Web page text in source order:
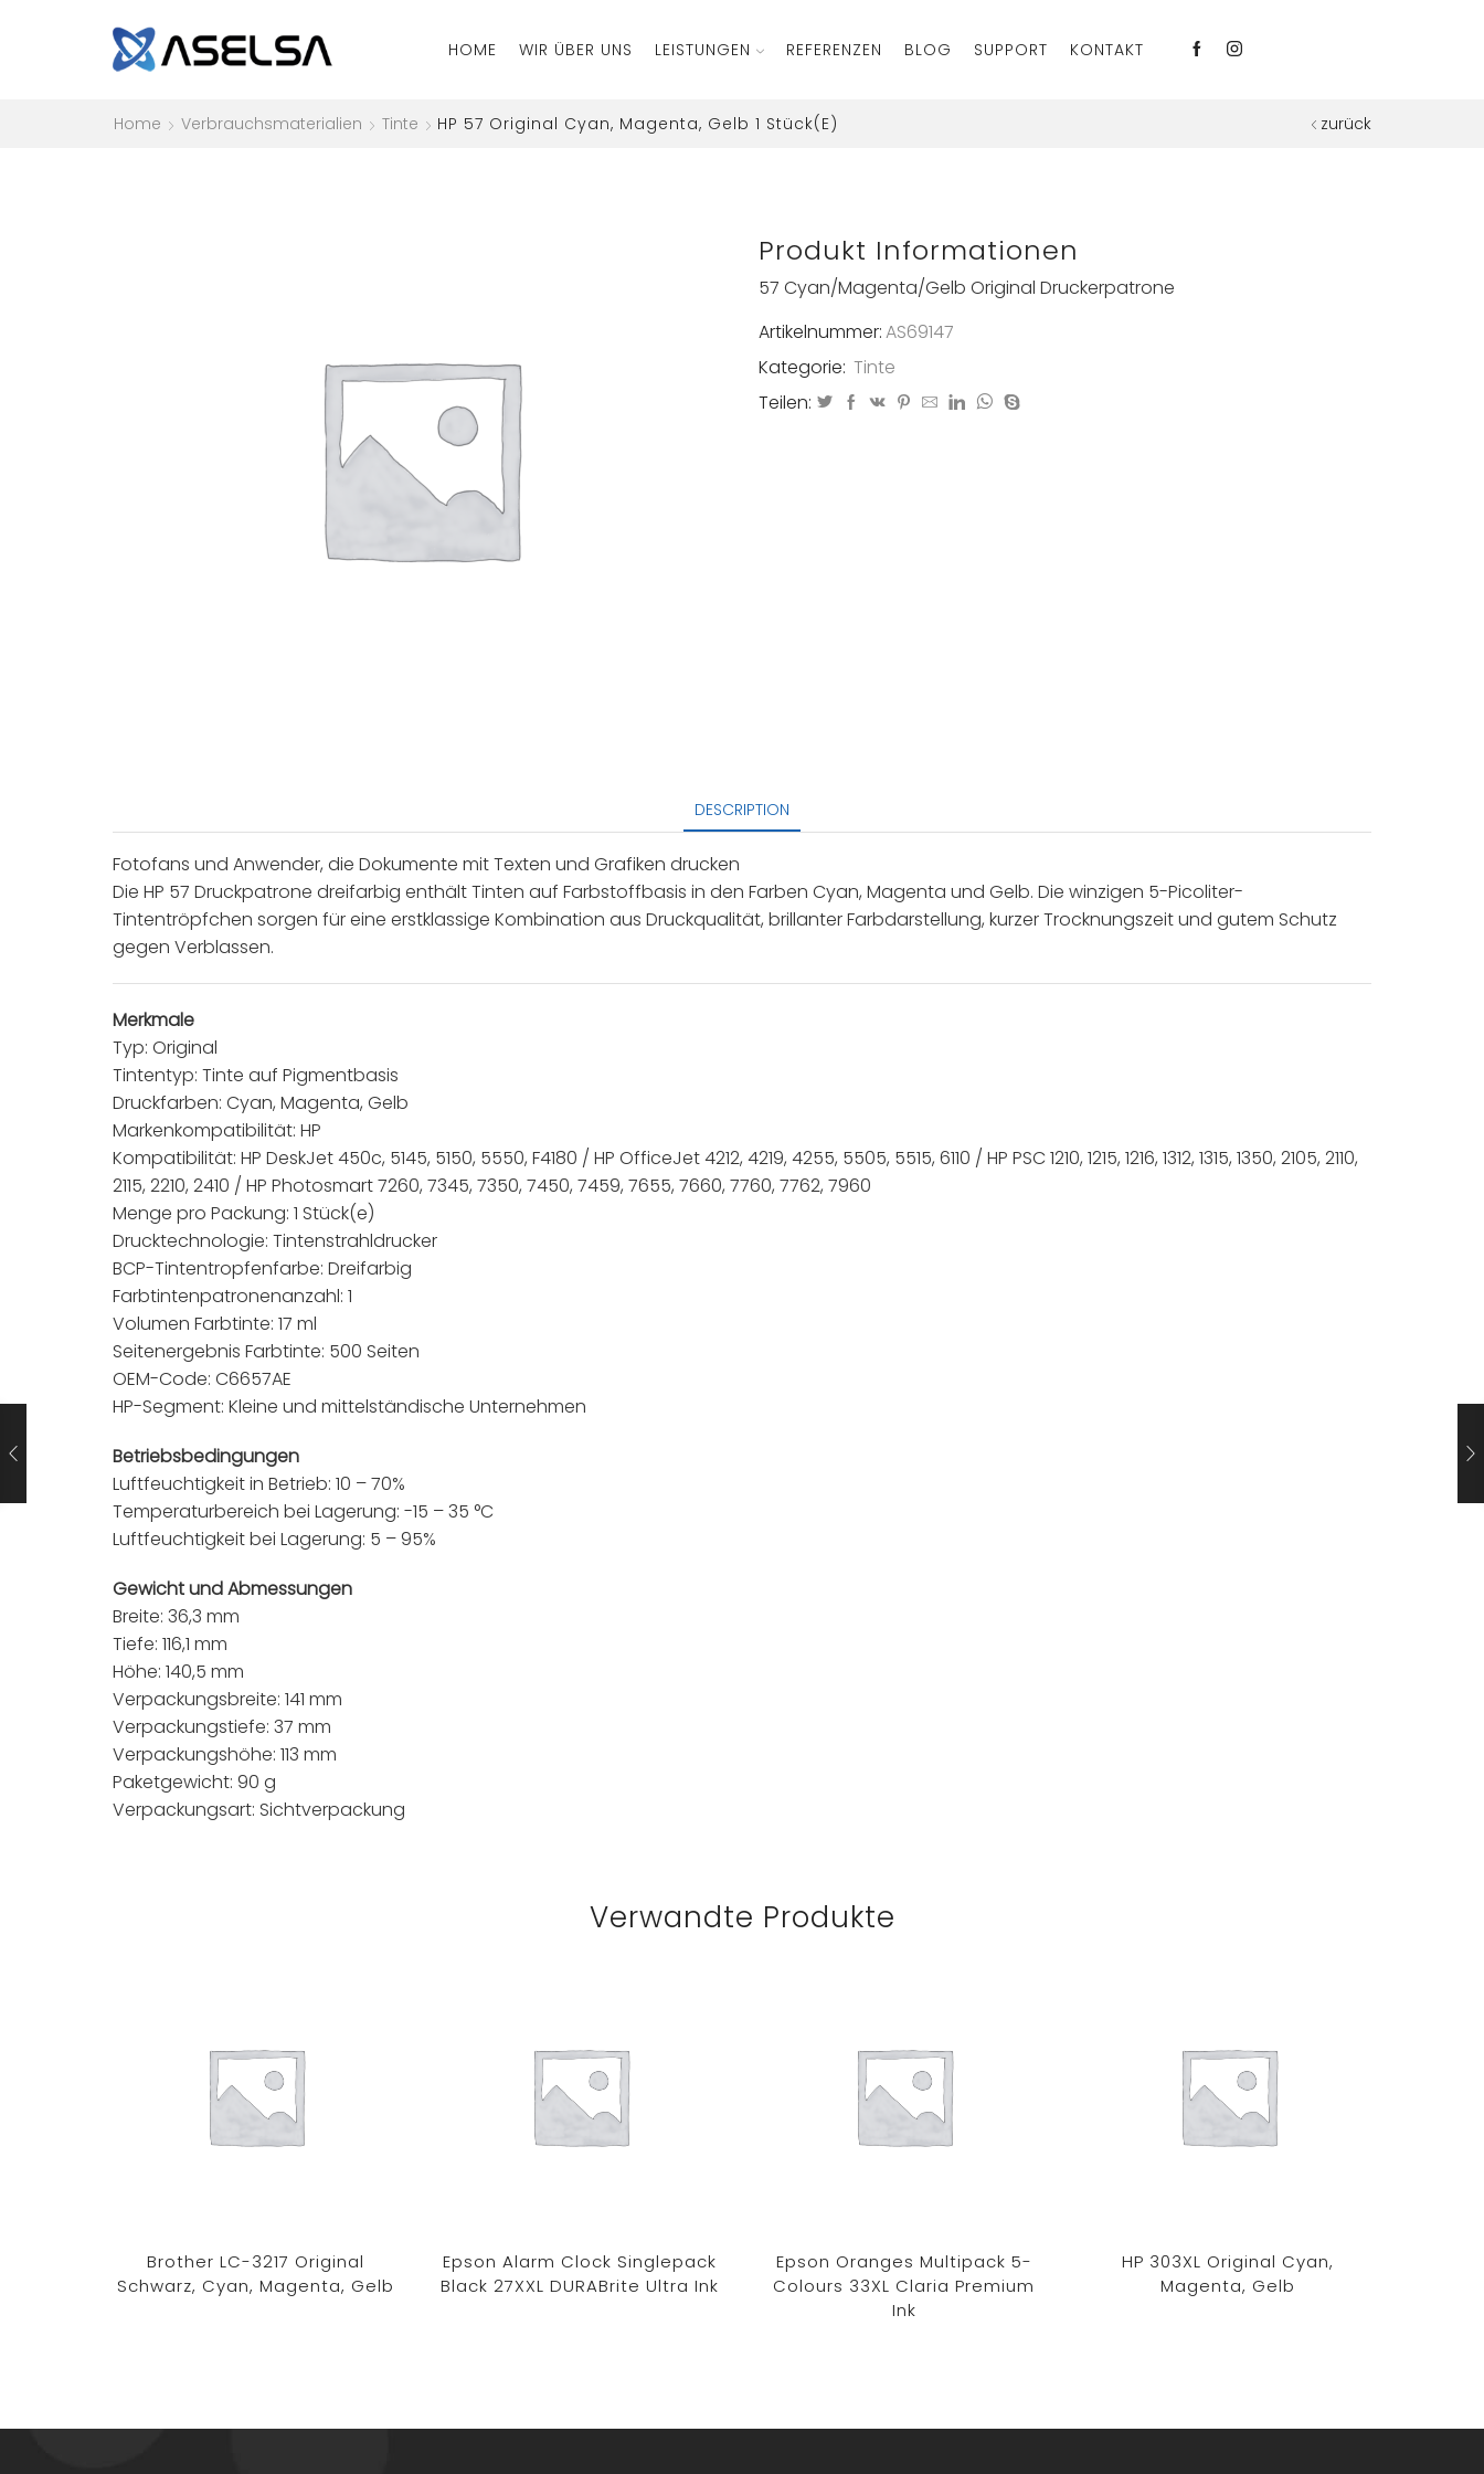
HOME WIR ÜBER UNS LEISTUNGEN REFERENZEN BLOG SUPPORT KONTAKT
Home Verbrauchsmaterialien Tinte HP 57 Original Cyan, Magenta, Gelb 1 Stück(e) zurück
Produkt Informationen
57 Cyan/Magenta/Gelb Original Druckerpatrone
Artikelnummer:AS69147
Kategorie: Tinte
Teilen:
DESCRIPTION
Fotofans und Anwender, die Dokumente mit Texten und Grafiken drucken
Die HP 57 Druckpatrone dreifarbig enthält Tinten auf Farbstoffbasis in den Farben Cyan, Magenta und Gelb. Die winzigen 5-Picoliter-
Tintentröpfchen sorgen für eine erstklassige Kombination aus Druckqualität, brillanter Farbdarstellung, kurzer Trocknungszeit und gutem Schutz
gegen Verblassen.
Merkmale
Typ: Original
Tintentyp: Tinte auf Pigmentbasis
Druckfarben: Cyan, Magenta, Gelb
Markenkompatibilität: HP
Kompatibilität: HP DeskJet 450c, 5145, 5150, 5550, F4180 / HP OfficeJet 4212, 4219, 4255, 5505, 5515, 6110 / HP PSC 1210, 1215, 1216, 1312, 1315, 1350, 2105, 2110,
2115, 2210, 2410 / HP Photosmart 7260, 7345, 7350, 7450, 7459, 7655, 7660, 7760, 7762, 7960
Menge pro Packung: 1 Stück(e)
Drucktechnologie: Tintenstrahldrucker
BCP-Tintentropfenfarbe: Dreifarbig
Farbtintenpatronenanzahl: 1
Volumen Farbtinte: 17 ml
Seitenergebnis Farbtinte: 500 Seiten
OEM-Code: C6657AE
HP-Segment: Kleine und mittelständische Unternehmen
Betriebsbedingungen
Luftfeuchtigkeit in Betrieb: 10 – 70%
Temperaturbereich bei Lagerung: -15 – 35 °C
Luftfeuchtigkeit bei Lagerung: 5 – 95%
Gewicht und Abmessungen
Breite: 36,3 mm
Tiefe: 116,1 mm
Höhe: 140,5 mm
Verpackungsbreite: 141 mm
Verpackungstiefe: 37 mm
Verpackungshöhe: 113 mm
Paketgewicht: 90 g
Verpackungsart: Sichtverpackung
Verwandte Produkte
Brother LC-3217 Original
Schwarz, Cyan, Magenta, Gelb
Epson Alarm Clock Singlepack
Black 27XXL DURABrite Ultra Ink
Epson Oranges Multipack 5-
Colours 33XL Claria Premium
Ink
HP 303XL Original Cyan,
Magenta, Gelb